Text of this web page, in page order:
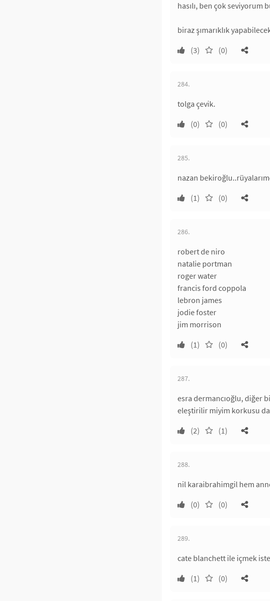
hasılı, ben çok seviyorum
biraz şımarıklık
(3)
(0)
284.
tolga çevik.
(0)
(0)
285.
nazan
(1)
(0)
286.
robert de niro
natalie portman
roger water
francis ford coppola
lebron james
jodie foster
jim morrison
(1)
(0)
287.
esra dermancıoğlu, diğer
eleştirilir miyim korkusu da
(2)
(1)
288.
nil karaibrahimgil hem
(0)
(0)
289.
cate blanchett ile içmek
(1)
(0)